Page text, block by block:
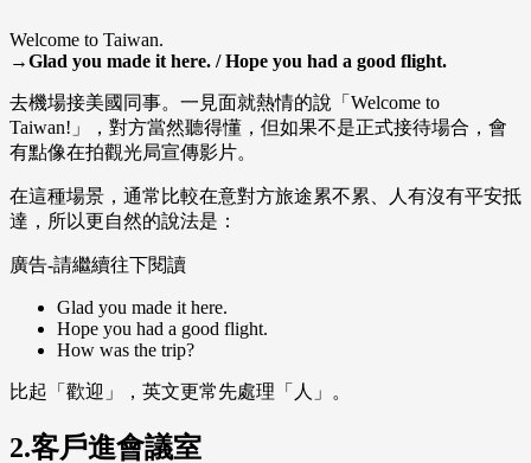
Welcome to Taiwan.
→Glad you made it here. / Hope you had a good flight.
去機場接美國同事。一見面就熱情的說「Welcome to
Taiwan!」，對方當然聽得懂，但如果不是正式接待場合，會
有點像在拍觀光局宣傳影片。
在這種場景，通常比較在意對方旅途累不累、人有沒有平安抵
達，所以更自然的說法是：
廣告-請繼續往下閱讀
Glad you made it here.
Hope you had a good flight.
How was the trip?
比起「歡迎」，英文更常先處理「人」。
2.客戶進會議室